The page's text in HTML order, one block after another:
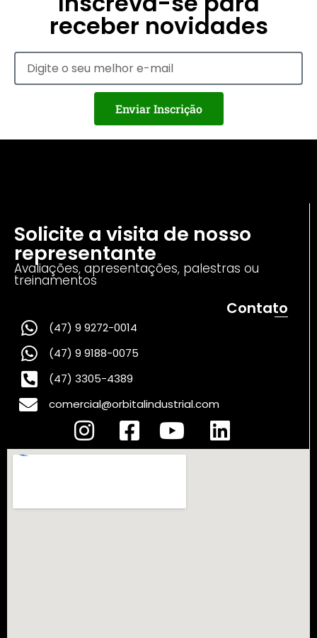
receber novidades
Enviar Inscrição
Solicite a visita de nosso
representante
Avaliações, apresentações, palestras ou
treinamentos
Contato
(47) 9 9272-0014
(47) 9 9188-0075
(47) 3305-4389
comercial@orbitalindustrial.com